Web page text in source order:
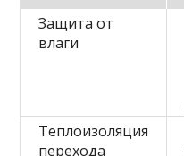
Защита от
влаги
Теплоизоляция
перехода